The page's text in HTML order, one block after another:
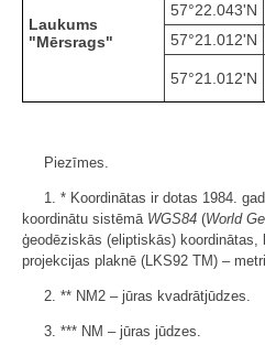
Laukums
"Mērsrags"
57°22.043'N
57°21.012'N
57°21.012'N
Piezīmes.
1. * Koordinātas ir dotas 1984.
koordinātu sistēmā WGS84 (World
ģeodēziskās (eliptiskās)
projekcijas plaknē (LKS92 TM) –
2. ** NM2 – jūras kvadrātjūdzes.
3. *** NM – jūras jūdzes.